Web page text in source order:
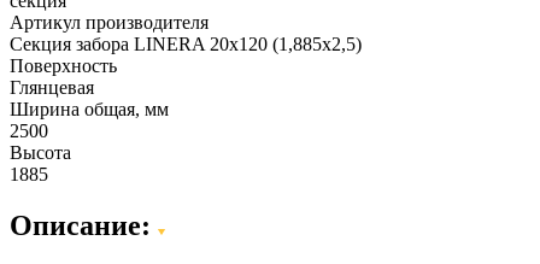
Артикул производителя
Секция забора LINERA 20х120 (1,885х2,5)
Поверхность
Глянцевая
Ширина общая, мм
2500
Высота
1885
Описание: